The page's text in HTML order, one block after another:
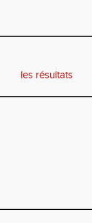
les résultats